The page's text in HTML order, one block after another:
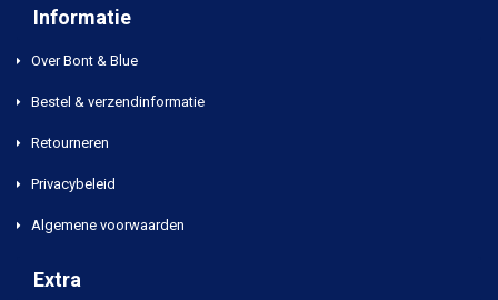
Informatie
Over Bont & Blue
Bestel & verzendinformatie
Retourneren
Privacybeleid
Algemene voorwaarden
Extra